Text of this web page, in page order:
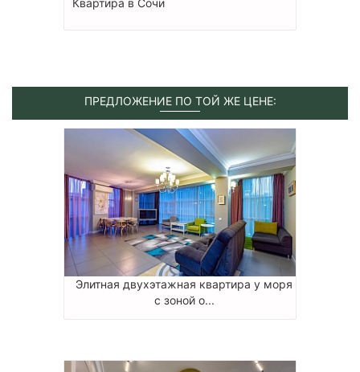
ПРЕДЛОЖЕНИЕ ПО ТОЙ ЖЕ ЦЕНЕ:
Элитная двухэтажная квартира у моря
с зоной о...